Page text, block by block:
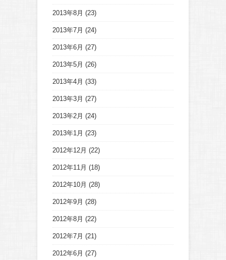
2013年8月 (23)
2013年7月 (24)
2013年6月 (27)
2013年5月 (26)
2013年4月 (33)
2013年3月 (27)
2013年2月 (24)
2013年1月 (23)
2012年12月 (22)
2012年11月 (18)
2012年10月 (28)
2012年9月 (28)
2012年8月 (22)
2012年7月 (21)
2012年6月 (27)